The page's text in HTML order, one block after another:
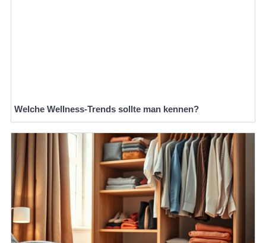
Welche Wellness-Trends sollte man kennen?